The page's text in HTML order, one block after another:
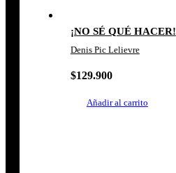
¡NO SÉ QUÉ HACER!
Denis Pic Lelievre
$129.900
Añadir al carrito